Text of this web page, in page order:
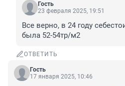
Гость
23 февраля 2025, 19:51
Все верно, в 24 году
была 52-54тр/м2
ОТВЕТИТЬ
Гость
17 января 2025, 10:46